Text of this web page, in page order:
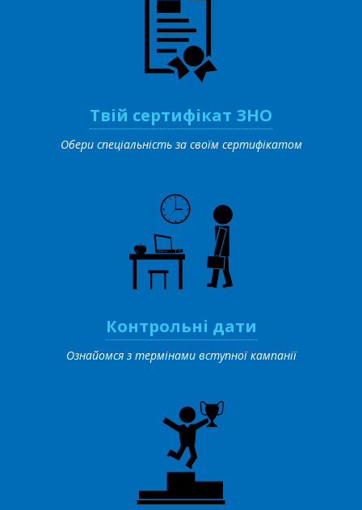
Твій сертифікат ЗНО
Обери спеціальність за своїм сертифікатом
Контрольні дати
Ознайомся з термінами вступної кампанії